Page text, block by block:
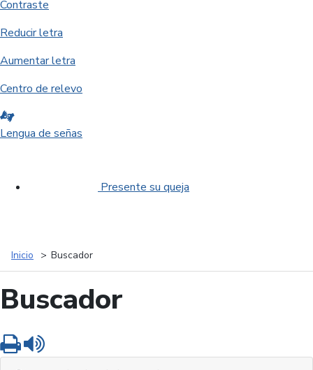
Contraste
Reducir letra
Aumentar letra
Centro de relevo
Lengua de señas
Presente su queja
Inicio Buscador
Buscador
Imprimir